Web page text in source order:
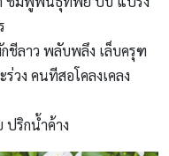
ชีลาว พลับพลึง เล็บครุฑ
วง คนทีสอโคลงเคลง
ปริกน้ำค้าง